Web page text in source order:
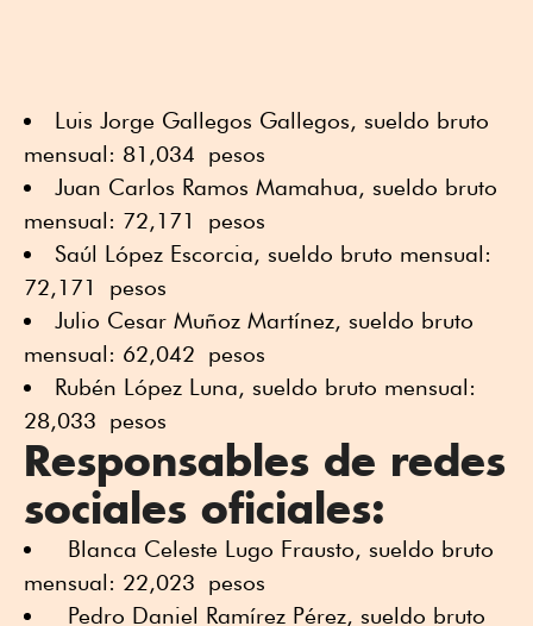
Luis Jorge Gallegos Gallegos, sueldo bruto
mensual: 81,034 pesos
Juan Carlos Ramos Mamahua, sueldo bruto
mensual: 72,171 pesos
Saúl López Escorcia, sueldo bruto mensual:
72,171 pesos
Julio Cesar Muñoz Martínez, sueldo bruto
mensual: 62,042 pesos
Rubén López Luna, sueldo bruto mensual:
28,033 pesos
Responsables de redes
sociales oficiales:
Blanca Celeste Lugo Frausto, sueldo bruto
mensual: 22,023 pesos
Pedro Daniel Ramírez Pérez, sueldo bruto